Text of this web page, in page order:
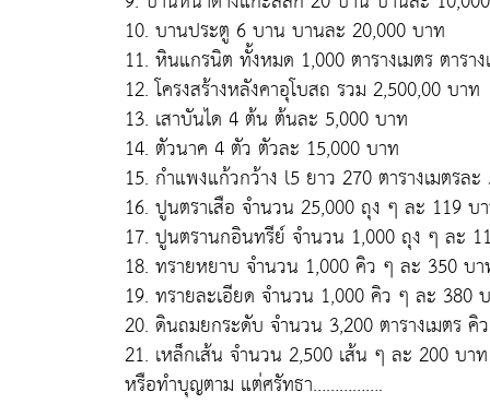
10. บานประตู 6 บาน บานละ 20,000 บาท
11. หินแกรนิต ทั้งหมด 1,000 ตารางเมตร ตารา
12. โครงสร้างหลังคาอุโบสถ รวม 2,500,00 บาท
13. เสาบันได 4 ต้น ต้นละ 5,000 บาท
14. ตัวนาค 4 ตัว ตัวละ 15,000 บาท
15. กำแพงแก้วกว้าง l5 ยาว 270 ตารางเมตรล
16. ปูนตราเสือ จำนวน 25,000 ถุง ๆ ละ 119 บ
17. ปูนตรานกอินทรีย์ จำนวน 1,000 ถุง ๆ ละ
18. ทรายหยาบ จำนวน 1,000 คิว ๆ ละ 350 บ
19. ทรายละเอียด จำนวน 1,000 คิว ๆ ละ 380
20. ดินถมยกระดับ จำนวน 3,200 ตารางเมตร
21. เหล็กเส้น จำนวน 2,500 เส้น ๆ ละ 200 บาท
หรือทำบุญตาม แต่ศรัทธา…………….